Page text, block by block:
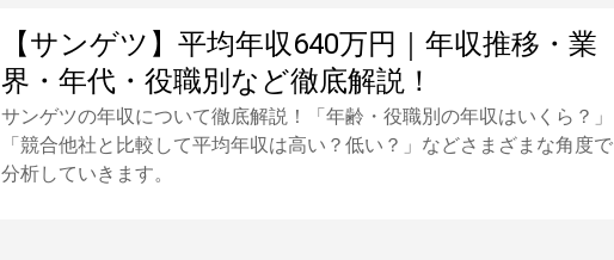
【サンゲツ】平均年収640万円｜年収推移・業
界・年代・役職別など徹底解説！
サンゲツの年収について徹底解説！「年齢・役職別の年収はいくら？」
「競合他社と比較して平均年収は高い？低い？」などさまざまな角度で
分析していきます。